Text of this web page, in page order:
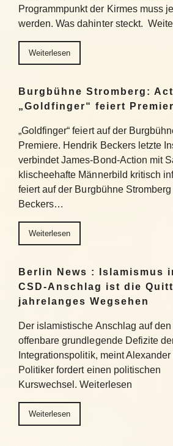
Programmpunkt der Kirmes muss
werden. Was dahinter steckt.
Weiterlesen
Burgbühne Stromberg:
„Goldfinger“ feiert
„Goldfinger“ feiert auf der
Premiere. Hendrik Beckers letzte
verbindet James-Bond-Action mit
klischeehafte Männerbild kritisch
feiert auf der Burgbühne
Beckers…
Weiterlesen
Berlin News : Islamismus
CSD-Anschlag ist die
jahrelanges Wegsehen
Der islamistische Anschlag auf
offenbare grundlegende Defizite
Integrationspolitik, meint
Politiker fordert einen politischen
Kurswechsel. Weiterlesen
Weiterlesen